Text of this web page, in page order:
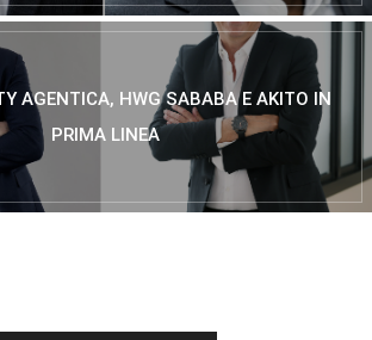
AGENTICA, HWG SABABA E AKITO IN
PRIMA LINEA